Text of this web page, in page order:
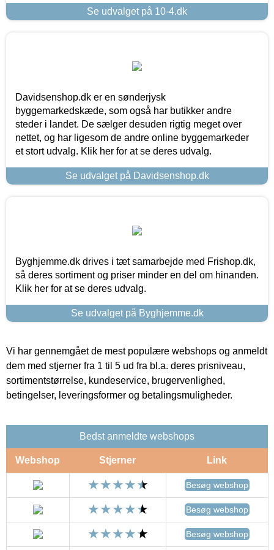
Se udvalget på 10-4.dk
Davidsenshop.dk er en sønderjysk
byggemarkedskæde, som også har butikker andre
steder i landet. De sælger desuden rigtig meget over
nettet, og har ligesom de andre online byggemarkeder
et stort udvalg. Klik her for at se deres udvalg.
Se udvalget på Davidsenshop.dk
Byghjemme.dk drives i tæt samarbejde med Frishop.dk,
så deres sortiment og priser minder en del om hinanden.
Klik her for at se deres udvalg.
Se udvalget på Byghjemme.dk
Vi har gennemgået de mest populære webshops og anmeldt
dem med stjerner fra 1 til 5 ud fra bl.a. deres prisniveau,
sortimentstørrelse, kundeservice, brugervenlighed,
betingelser, leveringsformer og betalingsmuligheder.
Bedst anmeldte webshops
Webshop Stjerner Link
Besøg webshop
Besøg webshop
Besøg webshop